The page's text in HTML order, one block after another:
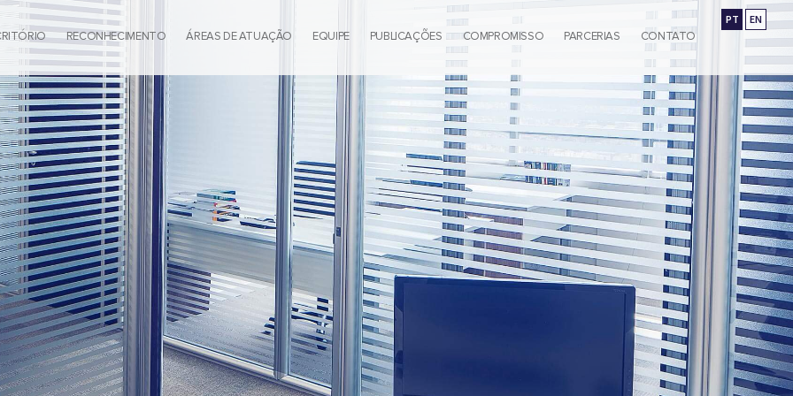
PT EN
RECONHECIMENTO ÁREAS DE ATUAÇÃO EQUIPE PUBLICAÇÕES COMPROMISSO PARCERIAS CONTATO